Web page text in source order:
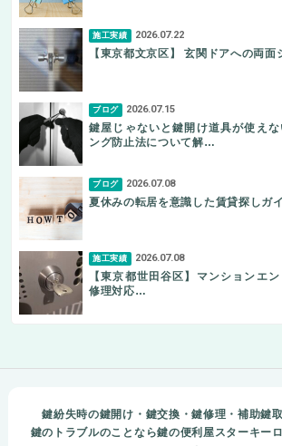
施工実績 2026.07.22
【東京都文京区】 玄関ドアへの両
ブログ 2026.07.15
鍵屋じゃないと鍵開け道具が使え
ング防止法について解…
ブログ 2026.07.08
夏休みの転居を意識した賃貸探しガ
施工実績 2026.07.08
【東京都世田谷区】マンションエ
修理対応…
鍵紛失時の鍵開け・鍵交換・鍵修理・補助鍵
鍵のトラブルのことなら鍵の便利屋スターキー